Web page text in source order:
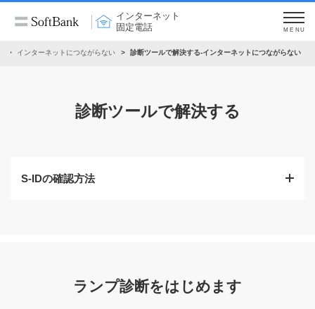
インターネット
固定電話
MENU
インターネットにつながらない 診断ツールで解決する-インターネットにつながらない
診断ツールで解決する
S-IDの確認方法
お客様情報を入力いただくことでSIDの確認ができ
ます。
ランプ診断をはじめます